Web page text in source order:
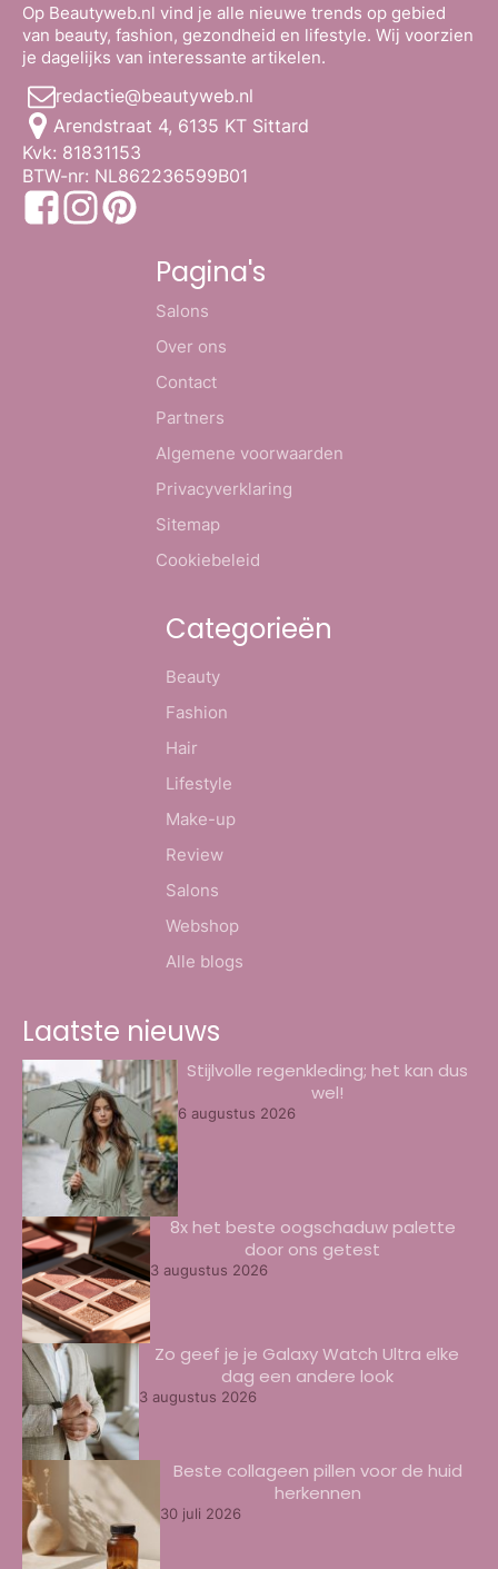
Op Beautyweb.nl vind je alle nieuwe trends op gebied
van beauty, fashion, gezondheid en lifestyle. Wij voorzien
je dagelijks van interessante artikelen.
redactie@beautyweb.nl
Arendstraat 4, 6135 KT Sittard
Kvk: 81831153
BTW-nr: NL862236599B01
Pagina's
Salons
Over ons
Contact
Partners
Algemene voorwaarden
Privacyverklaring
Sitemap
Cookiebeleid
Categorieën
Beauty
Fashion
Hair
Lifestyle
Make-up
Review
Salons
Webshop
Alle blogs
Laatste nieuws
Stijlvolle regenkleding; het kan dus
wel!
6 augustus 2026
8x het beste oogschaduw palette
door ons getest
3 augustus 2026
Zo geef je je Galaxy Watch Ultra elke
dag een andere look
3 augustus 2026
Beste collageen pillen voor de huid
herkennen
30 juli 2026